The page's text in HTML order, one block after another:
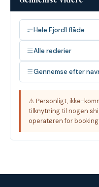
Hele Fjord1 flåde
Alle rederier
Gennemse efter
⚠ Personligt, ikke-
tilknytning til nogen
operatøren for